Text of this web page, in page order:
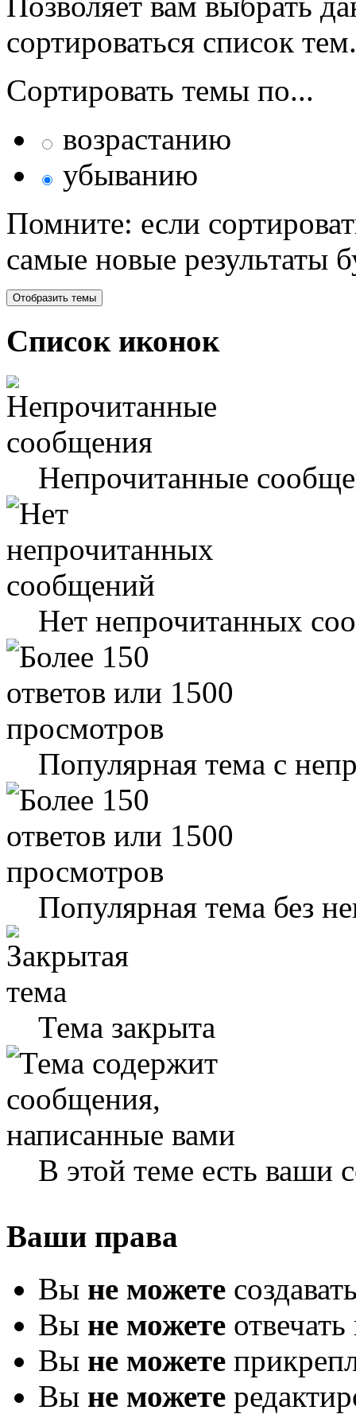
сортироваться список тем.
Сортировать темы по...
возрастанию
убыванию
Помните: если
самые новые результаты
Список иконок
Непрочитанные
Нет непрочитанных
Популярная тема с
Популярная тема без
Тема закрыта
В этой теме есть ваши
Ваши права
Вы не можете
Вы не можете
Вы не можете
Вы не можете